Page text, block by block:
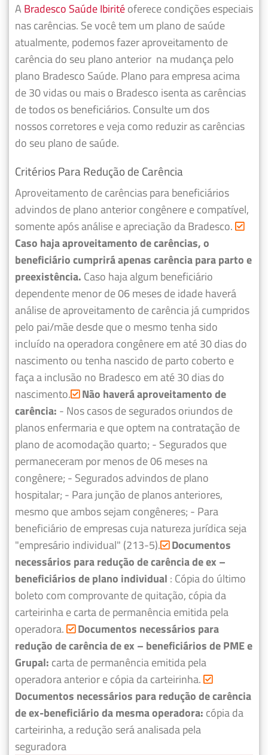
A Bradesco Saúde Ibiritéoferece condições especiais
nas carências. Se você tem um plano de saúde
atualmente, podemos fazeraproveitamento de
carência do seu plano anterior na mudança pelo
plano Bradesco Saúde. Plano para empresa acima
de 30 vidas ou mais o Bradesco isenta as carências
de todos os beneficiários. Consulte um dos
nossos corretores e veja como reduzir as carências
do seu plano de saúde.
Critérios Para Redução de Carência
Aproveitamento de carências para beneficiários
advindos de plano anterior congênere e compatível,
somente após análise e apreciação da Bradesco.
Caso haja aproveitamento de carências, o
beneficiário cumprirá apenas carência para parto e
preexistência. Caso haja algum beneficiário
dependente menor de 06 meses de idade haverá
análise de aproveitamento de carência já cumpridos
pelo pai/mãe desde que o mesmo tenha sido
incluído na operadora congênere em até 30 dias do
nascimento ou tenha nascido de parto coberto e
faça a inclusão no Bradesco em até 30 dias do
nascimento. Não haverá aproveitamento de
carência: - Nos casos de segurados oriundos de
planos enfermaria e que optem na contratação de
plano de acomodação quarto; - Segurados que
permaneceram por menos de 06 meses na
congênere; - Segurados advindos de plano
hospitalar; - Para junção de planos anteriores,
mesmo que ambos sejam congêneres; - Para
beneficiário de empresas cuja natureza jurídica seja
"empresário individual" (213-5). Documentos
necessários para redução de carência de ex –
beneficiários de plano individual : Cópia do último
boleto com comprovante de quitação, cópia da
carteirinha e carta de permanência emitida pela
operadora.
Documentos necessários para
redução de carência de ex – beneficiários de PME e
Grupal: carta de permanência emitida pela
operadora anterior e cópia da carteirinha.
Documentos necessários para redução de carência
de ex-beneficiário da mesma operadora: cópia da
carteirinha, a redução será analisada pela
seguradora